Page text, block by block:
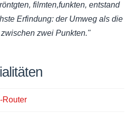
filmten,funkten, entstand
Erfindung: der Umweg als die
zwei Punkten."
Router